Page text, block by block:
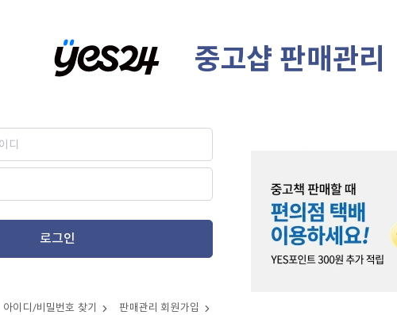
중고샵 판매관리
로그인
아이디/비밀번호 찾기 판매관리 회원가입